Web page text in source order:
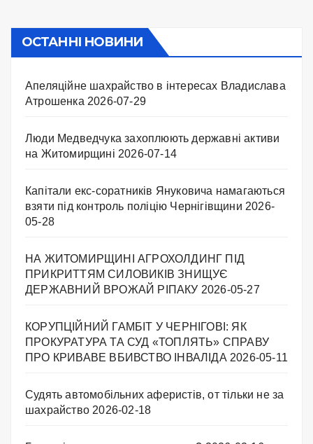
ОСТАННІ НОВИНИ
Апеляційне шахрайство в інтересах Владислава
Атрошенка 2026-07-29
Люди Медведчука захоплюють державні активи
на Житомирщині 2026-07-14
Капітали екс-соратників Януковича намагаються
взяти під контроль поліцію Чернігівщини 2026-
05-28
НА ЖИТОМИРЩИНІ АГРОХОЛДИНГ ПІД
ПРИКРИТТЯМ СИЛОВИКІВ ЗНИЩУЄ
ДЕРЖАВНИЙ ВРОЖАЙ РІПАКУ ​ 2026-05-27
КОРУПЦІЙНИЙ ГАМБІТ У ЧЕРНІГОВІ: ЯК
ПРОКУРАТУРА ТА СУД «ТОПЛЯТЬ» СПРАВУ
ПРО КРИВАВЕ ВБИВСТВО ІНВАЛІДА 2026-05-11
Судять автомобільних аферистів, от тільки не за
шахрайство 2026-02-18